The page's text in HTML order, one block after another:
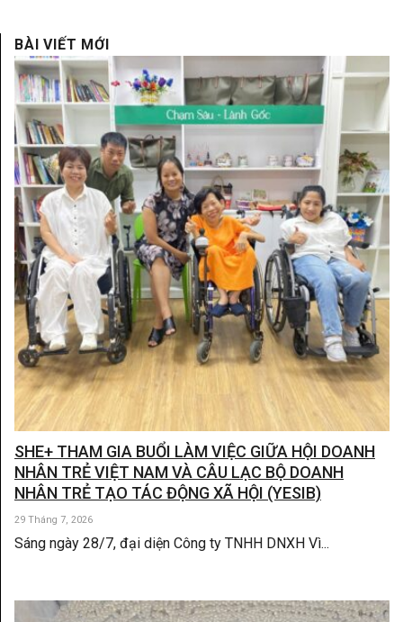
BÀI VIẾT MỚI
SHE+ THAM GIA BUỔI LÀM VIỆC GIỮA HỘI DOANH
NHÂN TRẺ VIỆT NAM VÀ CÂU LẠC BỘ DOANH
NHÂN TRẺ TẠO TÁC ĐỘNG XÃ HỘI (YESIB)
29 Tháng 7, 2026
Sáng ngày 28/7, đại diện Công ty TNHH DNXH Vì...